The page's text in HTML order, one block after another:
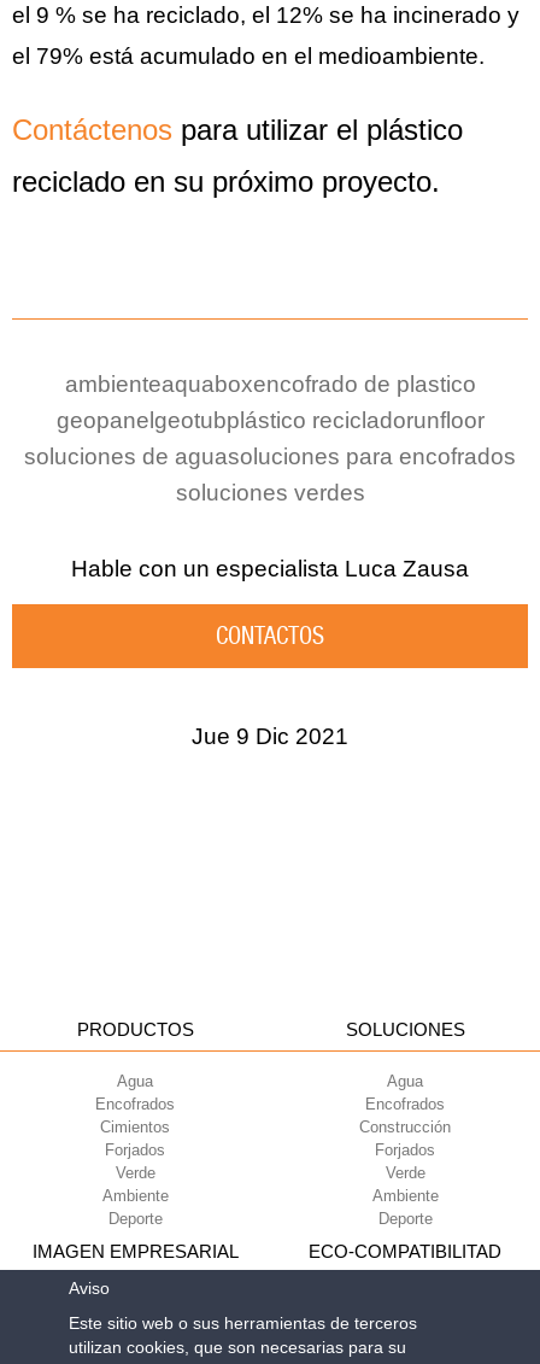
el 9 % se ha reciclado, el 12% se ha incinerado y
el 79% está acumulado en el medioambiente.
Contáctenos para utilizar el plástico
reciclado en su próximo proyecto.
ambienteaquaboxencofrado de plastico
geopanelgeotubplástico recicladorunfloor
soluciones de aguasoluciones para encofrados
soluciones verdes
Hable con un especialista Luca Zausa
CONTACTOS
Jue 9 Dic 2021
PRODUCTOS
Agua
Encofrados
Cimientos
Forjados
Verde
Ambiente
Deporte
SOLUCIONES
Agua
Encofrados
Construcción
Forjados
Verde
Ambiente
Deporte
IMAGEN EMPRESARIAL
Condiciones de venta
Sobre nosotros
ECO-COMPATIBILITAD
Aviso
Este sitio web o sus herramientas de terceros
utilizan cookies, que son necesarias para su